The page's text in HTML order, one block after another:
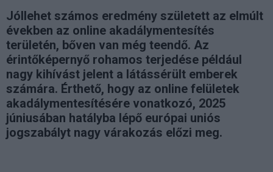
Jóllehet számos eredmény született az elmúlt
években az online akadálymentesítés
területén, bőven van még teendő. Az
érintőképernyő rohamos terjedése például
nagy kihívást jelent a látássérült emberek
számára. Érthető, hogy az online felületek
akadálymentesítésére vonatkozó, 2025
júniusában hatályba lépő európai uniós
jogszabályt nagy várakozás előzi meg.